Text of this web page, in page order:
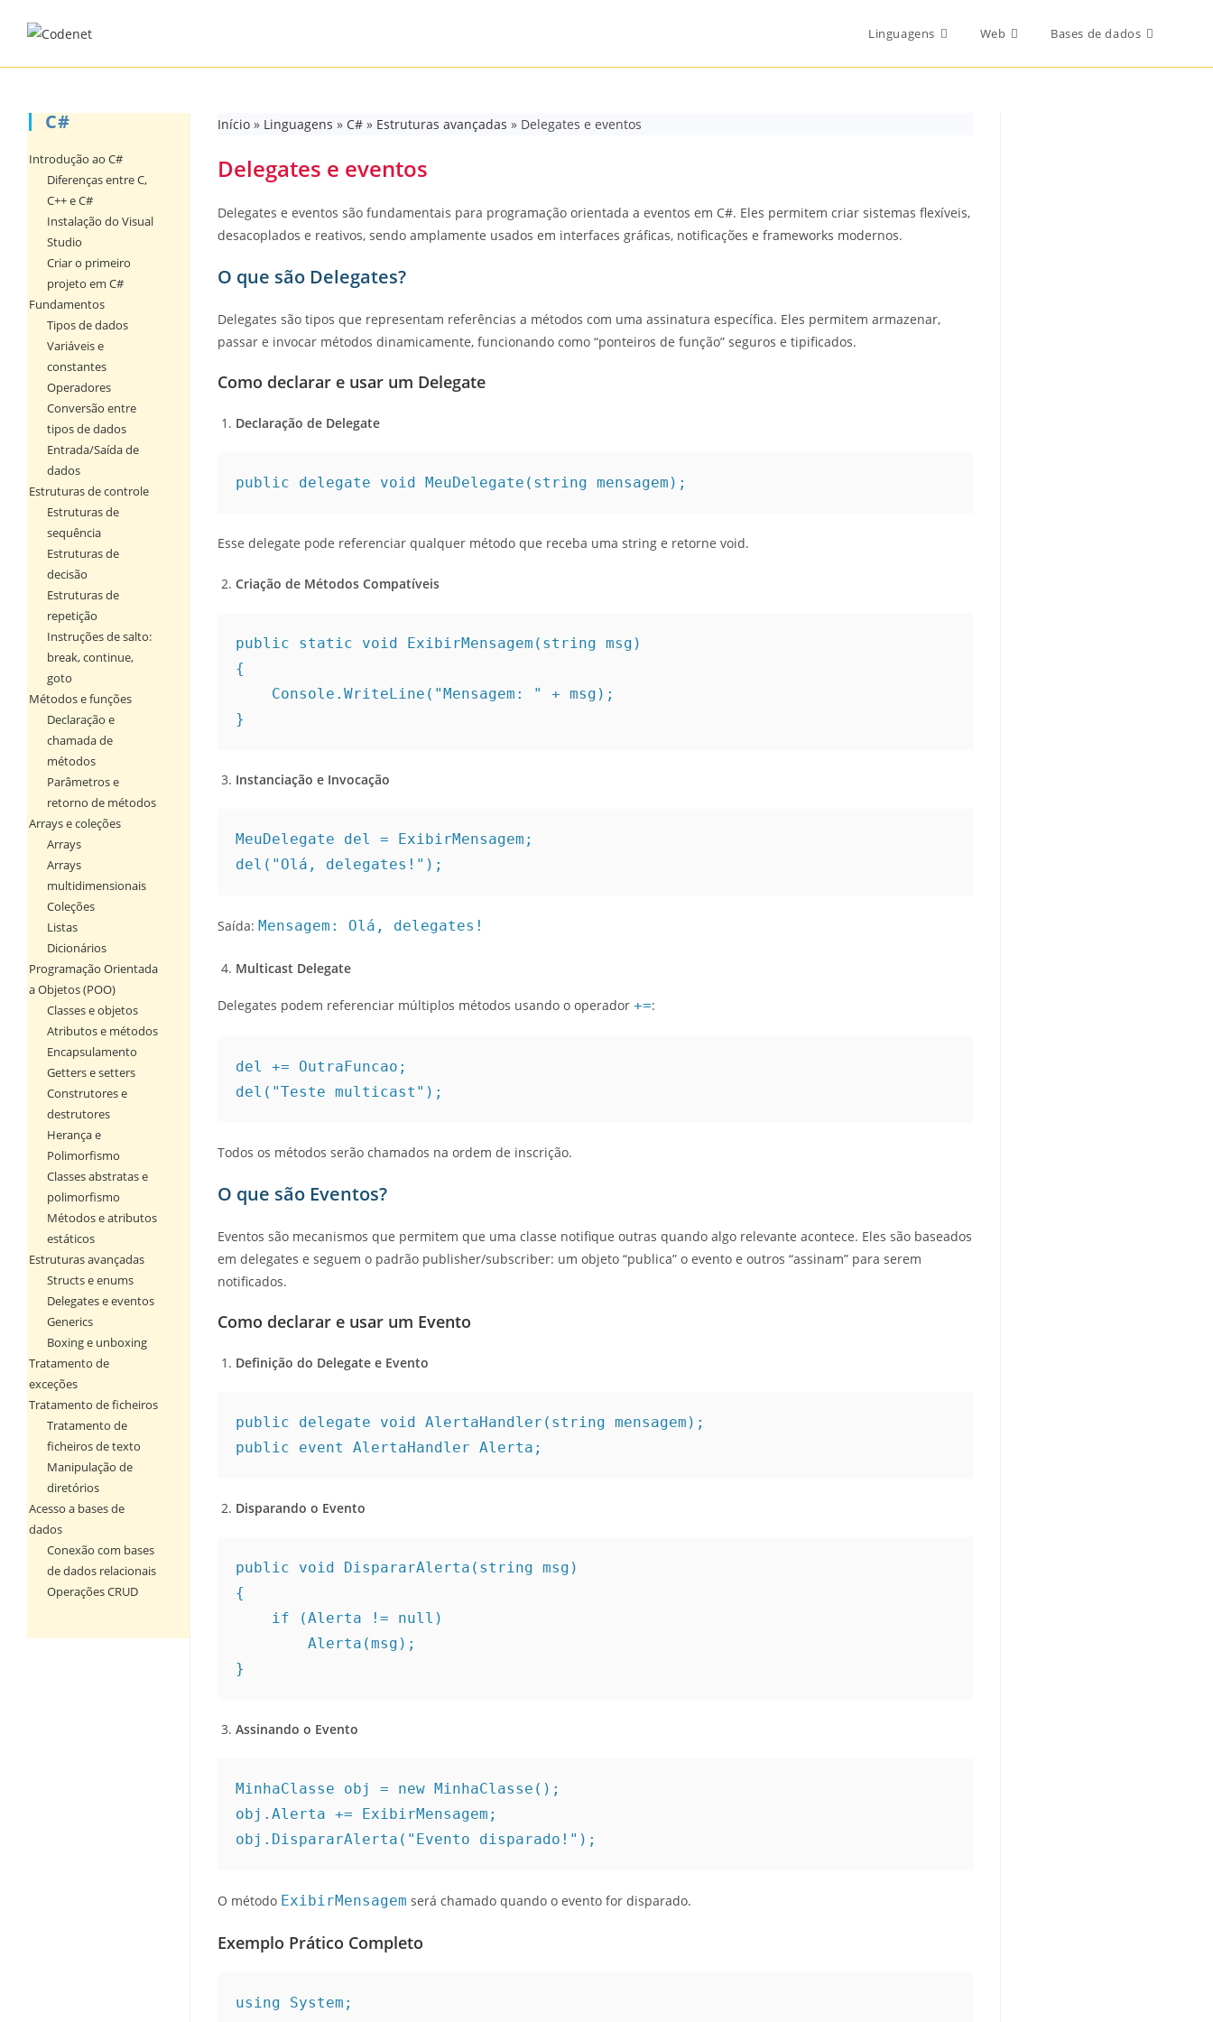
Linguagens Web Bases de dados
Início» Linguagens » C#» Estruturas avançadas » Delegates e eventos
Delegates e eventos
Delegates e eventos são fundamentais para programação orientada a eventos em C#. Eles permitem criar sistemas flexíveis,
desacoplados e reativos, sendo amplamente usados em interfaces gráficas, notificações e frameworks modernos.
O que são Delegates?
Delegates são tipos que representam referências a métodos com uma assinatura específica. Eles permitem armazenar,
passar e invocar métodos dinamicamente, funcionando como “ponteiros de função” seguros e tipificados.
Como declarar e usar um Delegate
Declaração de Delegate
public delegate void MeuDelegate(string mensagem);
Esse delegate pode referenciar qualquer método que receba uma string e retorne void.
Criação de Métodos Compatíveis
public static void ExibirMensagem(string msg)
{
    Console.WriteLine("Mensagem: " + msg);
}
Instanciação e Invocação
MeuDelegate del = ExibirMensagem;
del("Olá, delegates!");
Saída: Mensagem: Olá, delegates!
Multicast Delegate
Delegates podem referenciar múltiplos métodos usando o operador +=:
del += OutraFuncao;
del("Teste multicast");
Todos os métodos serão chamados na ordem de inscrição.
O que são Eventos?
Eventos são mecanismos que permitem que uma classe notifique outras quando algo relevante acontece. Eles são baseados
em delegates e seguem o padrão publisher/subscriber: um objeto “publica” o evento e outros “assinam” para serem
notificados.
Como declarar e usar um Evento
Definição do Delegate e Evento
public delegate void AlertaHandler(string mensagem);
public event AlertaHandler Alerta;
Disparando o Evento
public void DispararAlerta(string msg)
{
    if (Alerta != null)
        Alerta(msg);
}
Assinando o Evento
MinhaClasse obj = new MinhaClasse();
obj.Alerta += ExibirMensagem;
obj.DispararAlerta("Evento disparado!");
O método ExibirMensagem será chamado quando o evento for disparado.
Exemplo Prático Completo
using System;
C#
Introdução ao C#
Diferenças entre C,
C++ e C#
Instalação do Visual
Studio
Criar o primeiro
projeto em C#
Fundamentos
Tipos de dados
Variáveis e
constantes
Operadores
Conversão entre
tipos de dados
Entrada/Saída de
dados
Estruturas de controle
Estruturas de
sequência
Estruturas de
decisão
Estruturas de
repetição
Instruções de salto:
break, continue,
goto
Métodos e funções
Declaração e
chamada de
métodos
Parâmetros e
retorno de métodos
Arrays e coleções
Arrays
Arrays
multidimensionais
Coleções
Listas
Dicionários
Programação Orientada
a Objetos (POO)
Classes e objetos
Atributos e métodos
Encapsulamento
Getters e setters
Construtores e
destrutores
Herança e
Polimorfismo
Classes abstratas e
polimorfismo
Métodos e atributos
estáticos
Estruturas avançadas
Structs e enums
Delegates e eventos
Generics
Boxing e unboxing
Tratamento de
exceções
Tratamento de ficheiros
Tratamento de
ficheiros de texto
Manipulação de
diretórios
Acesso a bases de
dados
Conexão com bases
de dados relacionais
Operações CRUD